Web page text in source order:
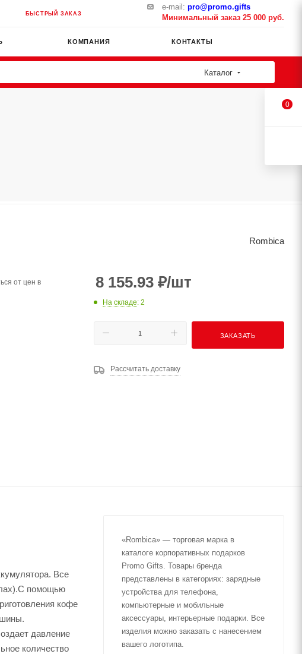
БЫСТРЫЙ ЗАКАЗ
e-mail: pro@promo.gifts
Минимальный заказ 25 000 руб.
КОМПАНИЯ КОНТАКТЫ
Каталог
от цен в
Rombica
8 155.93 ₽/шт
На складе: 2
ЗАКАЗАТЬ
Рассчитать доставку
Все
помощью
кофе
давление
количество
«Rombica» — торговая марка в
каталоге корпоративных подарков
Promo Gifts. Товары бренда
представлены в категориях: зарядные
устройства для телефона,
компьютерные и мобильные
аксессуары, интерьерные подарки. Все
изделия можно заказать с нанесением
вашего логотипа.
0